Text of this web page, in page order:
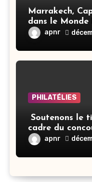
Marrakech,
dans le Monde
2024apnr
PHILATÉLIES
Soutenons le
cadre du
vote du
de
apnr